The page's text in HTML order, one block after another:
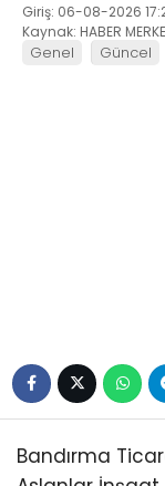
Giriş: 06-08-2026
Kaynak: HABER
Genel Güncel
Bandırma